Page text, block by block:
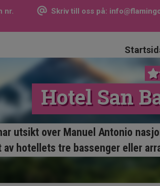
nr. Skriv till oss på:
Hotel San
utsikt over Manuel Antonio
hotellets tre bassenger eller